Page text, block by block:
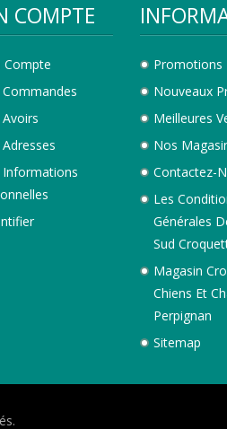
COMPTE
Compte
Informations
Promotions
Nouveaux
Meilleures
Nos
Contactez-
Les
Générales
Sud
Magasin
Chiens Et
Perpignan
Sitemap